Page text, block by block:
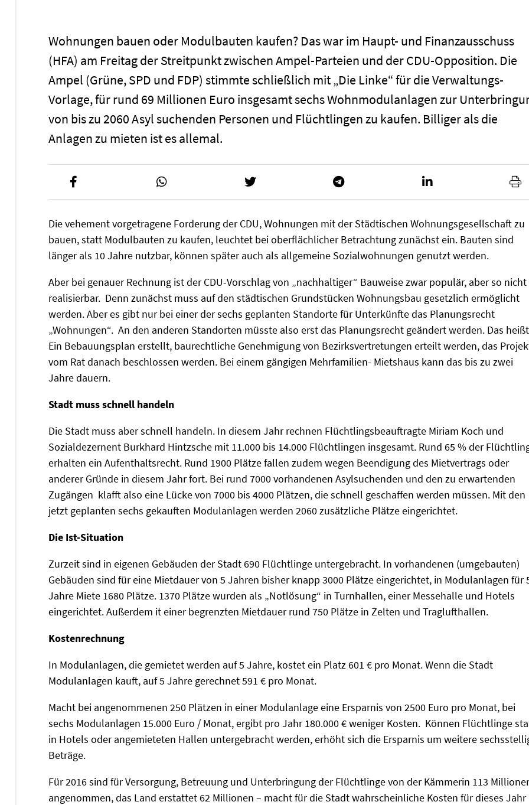
Wohnungen bauen oder Modulbauten kaufen? Das war im Haupt- und Finanzausschuss
(HFA) am Freitag der Streitpunkt zwischen Ampel-Parteien und der CDU-Opposition. Die
Ampel (Grüne, SPD und FDP) stimmte schließlich mit „Die Linke“ für die Verwaltungs-
Vorlage, für rund 69 Millionen Euro insgesamt sechs Wohnmodulanlagen zur
von bis zu 2060 Asyl suchenden Personen und Flüchtlingen zu kaufen. Billiger als die
Anlagen zu mieten ist es allemal.
Die vehement vorgetragene Forderung der CDU, Wohnungen mit der Städtischen Wohnungsgesellschaft zu
bauen, statt Modulbauten zu kaufen, leuchtet bei oberflächlicher Betrachtung zunächst ein. Bauten sind
länger als 10 Jahre nutzbar, können später auch als allgemeine Sozialwohnungen genutzt werden.
Aber bei genauer Rechnung ist der CDU-Vorschlag von „nachhaltiger“ Bauweise zwar populär, aber so nicht
realisierbar. Denn zunächst muss auf den städtischen Grundstücken Wohnungsbau gesetzlich ermöglicht
werden. Aber es gibt nur bei einer der sechs geplanten Standorte für Unterkünfte das Planungsrecht
„Wohnungen“. An den anderen Standorten müsste also erst das Planungsrecht geändert werden. Das
Ein Bebauungsplan erstellt, baurechtliche Genehmigung von Bezirksvertretungen erteilt werden, das
vom Rat danach beschlossen werden. Bei einem gängigen Mehrfamilien- Mietshaus kann das bis zu zwei
Jahre dauern.
Stadt muss schnell handeln
Die Stadt muss aber schnell handeln. In diesem Jahr rechnen Flüchtlingsbeauftragte Miriam Koch und
Sozialdezernent Burkhard Hintzsche mit 11.000 bis 14.000 Flüchtlingen insgesamt. Rund 65 % der
erhalten ein Aufenthaltsrecht. Rund 1900 Plätze fallen zudem wegen Beendigung des Mietvertrags oder
anderer Gründe in diesem Jahr fort. Bei rund 7000 vorhandenen Asylsuchenden und den zu erwartenden
Zugängen klafft also eine Lücke von 7000 bis 4000 Plätzen, die schnell geschaffen werden müssen. Mit den
jetzt geplanten sechs gekauften Modulanlagen werden 2060 zusätzliche Plätze eingerichtet.
Die Ist-Situation
Zurzeit sind in eigenen Gebäuden der Stadt 690 Flüchtlinge untergebracht. In vorhandenen (umgebauten)
Gebäuden sind für eine Mietdauer von 5 Jahren bisher knapp 3000 Plätze eingerichtet, in Modulanlagen für
Jahre Miete 1680 Plätze. 1370 Plätze wurden als „Notlösung“ in Turnhallen, einer Messehalle und Hotels
eingerichtet. Außerdem it einer begrenzten Mietdauer rund 750 Plätze in Zelten und Traglufthallen.
Kostenrechnung
In Modulanlagen, die gemietet werden auf 5 Jahre, kostet ein Platz 601 € pro Monat. Wenn die Stadt
Modulanlagen kauft, auf 5 Jahre gerechnet 591 € pro Monat.
Macht bei angenommenen 250 Plätzen in einer Modulanlage eine Ersparnis von 2500 Euro pro Monat, bei
sechs Modulanlagen 15.000 Euro / Monat, ergibt pro Jahr 180.000 € weniger Kosten. Können Flüchtlinge
in Hotels oder angemieteten Hallen untergebracht werden, erhöht sich die Ersparnis um weitere
Beträge.
Für 2016 sind für Versorgung, Betreuung und Unterbringung der Flüchtlinge von der Kämmerin 113
angenommen, das Land erstattet 62 Millionen – macht für die Stadt wahrscheinliche Kosten für dieses Jahr